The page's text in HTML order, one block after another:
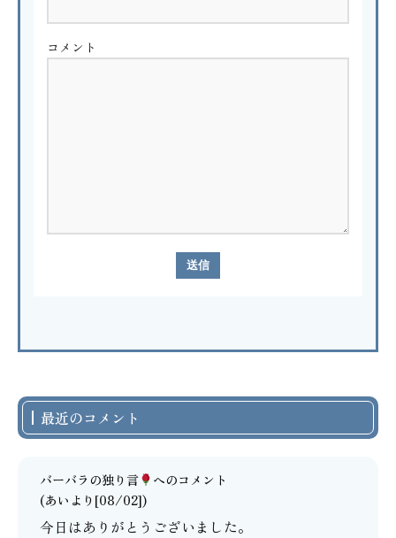
コメント
最近のコメント
バーバラの独り言
へのコメント
(あいより[08/02])
今日はありがとうございました。